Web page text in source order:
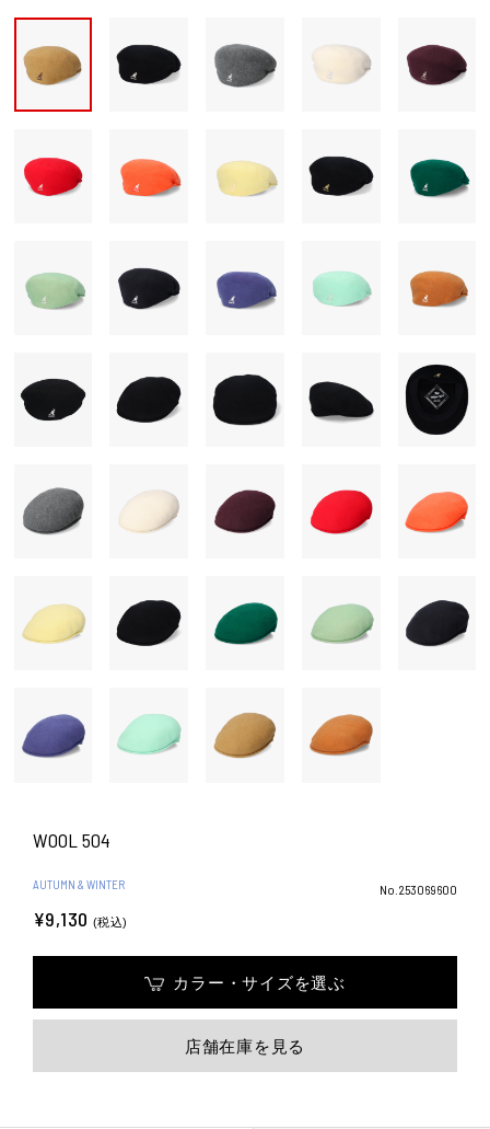
WOOL 504
AUTUMN & WINTER No.253069600
¥9,130 (税込)
カラー・サイズを選ぶ
店舗在庫を見る